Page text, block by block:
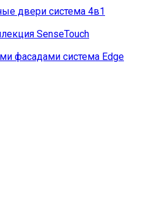
двери система 4в1
SenseTouch
фасадами система Edge